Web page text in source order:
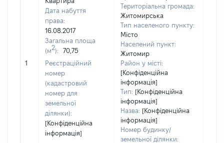
1
Дата набуття
права:
16.08.2017
Загальна площа
(м2):
70,75
Реєстраційний
номер
(кадастровий
номер для
земельної
ділянки):
[Конфіденційна
інформація]
Територіальна громада:
Житомирська
Тип населеного пункту:
Місто
Населений пункт:
Житомир
Район у місті:
[Конфіденційна
інформація]
Тип: [Конфіденційна
інформація]
Назва: [Конфіденційна
інформація]
Номер будинку/
земельної ділянки: